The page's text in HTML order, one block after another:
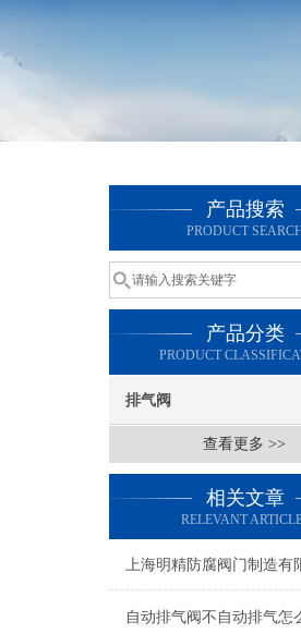
产品搜索
PRODUCT
产品分类
PRODUCT
排气阀
查看更多 >>
相关文章
RELEVANT
自动排气阀不自动排气怎